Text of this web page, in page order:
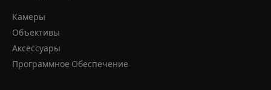
Камеры
Объективы
Аксессуары
Программное Обеспечение